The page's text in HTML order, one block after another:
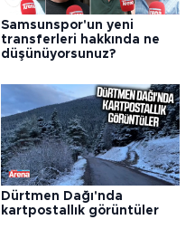
Samsunspor'un yeni
transferleri hakkında ne
düşünüyorsunuz?
Dürtmen Dağı'nda
kartpostallık görüntüler